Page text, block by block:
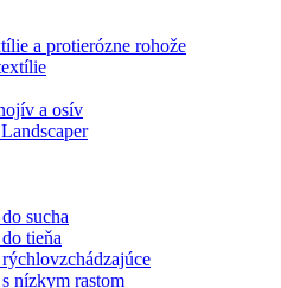
a protierózne rohože
a osív
sucha
tieňa
nízkym rastom